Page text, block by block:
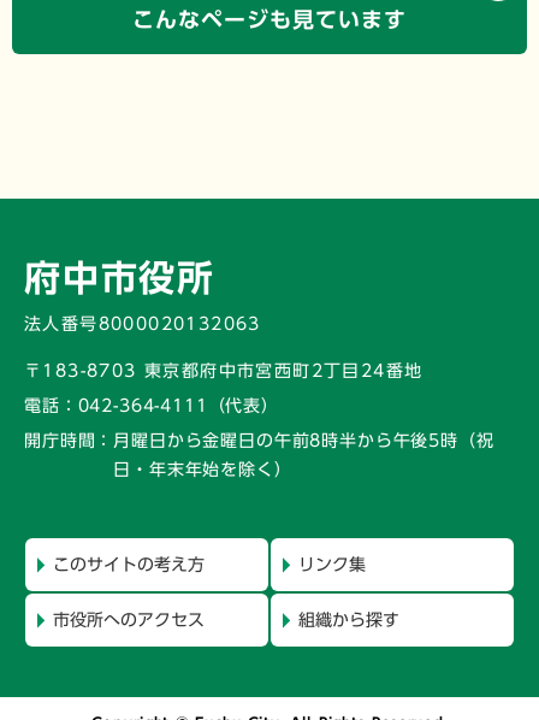
こんなページも見ています
府中市役所
法人番号8000020132063
〒183-8703 東京都府中市宮西町2丁目24番地
電話： 042-364-4111（代表）
開庁時間： 月曜日から金曜日の午前8時半から午後5時 （祝
日・年末年始を除く）
このサイトの考え方 リンク集
市役所へのアクセス 組織から探す